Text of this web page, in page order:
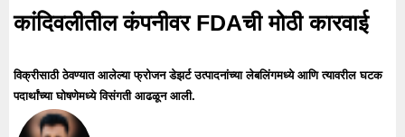
कांदिवलीतील कंपनीवर FDAची मोठी कारवाई
विक्रीसाठी ठेवण्यात आलेल्या फ्रोजन डेझर्ट उत्पादनांच्या लेबलिंगमध्ये आणि त्यावरील घटक
पदार्थांच्या घोषणेमध्ये विसंगती आढळून आली.